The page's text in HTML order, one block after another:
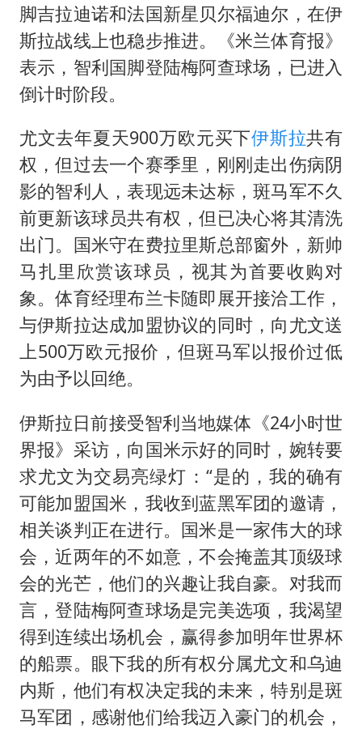
女子利用漏洞0元薅走3000多件家电
80后女柜员逆袭成4200亿银行副行长
27岁女子成组织卖淫集团主犯被通缉
东方甄选被判赔偿江小白30万元
奋进开新局 实干挑大梁
脚吉拉迪诺和法国新星贝尔福迪尔，在伊
斯拉战线上也稳步推进。《米兰体育报》
表示，智利国脚登陆梅阿查球场，已进入
倒计时阶段。
尤文去年夏天900万欧元买下伊斯拉共有
权，但过去一个赛季里，刚刚走出伤病阴
影的智利人，表现远未达标，斑马军不久
前更新该球员共有权，但已决心将其清洗
出门。国米守在费拉里斯总部窗外，新帅
马扎里欣赏该球员，视其为首要收购对
象。体育经理布兰卡随即展开接洽工作，
与伊斯拉达成加盟协议的同时，向尤文送
上500万欧元报价，但斑马军以报价过低
为由予以回绝。
伊斯拉日前接受智利当地媒体《24小时世
界报》采访，向国米示好的同时，婉转要
求尤文为交易亮绿灯：“是的，我的确有
可能加盟国米，我收到蓝黑军团的邀请，
相关谈判正在进行。国米是一家伟大的球
会，近两年的不如意，不会掩盖其顶级球
会的光芒，他们的兴趣让我自豪。对我而
言，登陆梅阿查球场是完美选项，我渴望
得到连续出场机会，赢得参加明年世界杯
的船票。眼下我的所有权分属尤文和乌迪
内斯，他们有权决定我的未来，特别是斑
马军团，感谢他们给我迈入豪门的机会，